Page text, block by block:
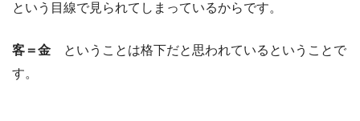
という目線で見られてしまっているからです。
客＝金 ということは格下だと思われているということで
す。